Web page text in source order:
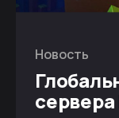
Новость